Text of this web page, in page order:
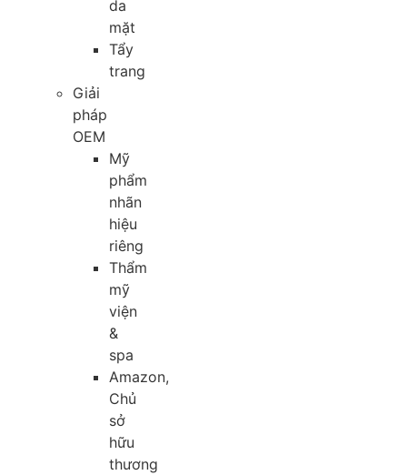
da
mặt
Tẩy
trang
Giải
pháp
OEM
Mỹ
phẩm
nhãn
hiệu
riêng
Thẩm
mỹ
viện
&
spa
Amazon,
Chủ
sở
hữu
thương